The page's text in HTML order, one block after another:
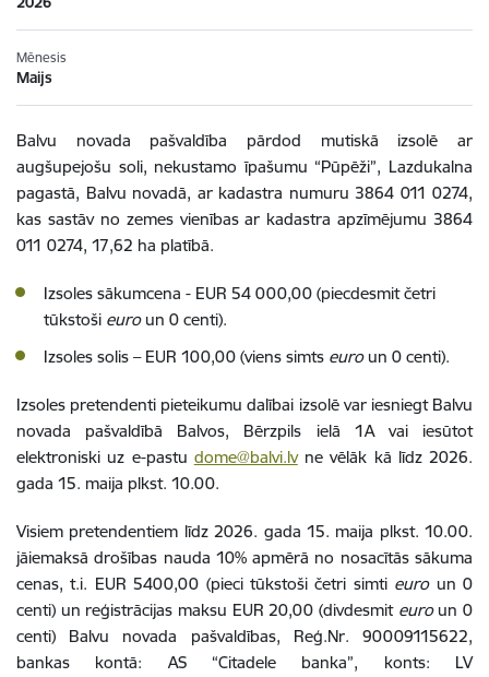
Mēnesis
Maijs
Balvu novada pašvaldība pārdod mutiskā izsolē ar
augšupejošu soli, nekustamo īpašumu “Pūpēži”, Lazdukalna
pagastā, Balvu novadā, ar kadastra numuru 3864 011 0274,
kas sastāv no zemes vienības ar kadastra apzīmējumu 3864
011 0274, 17,62 ha platībā.
Izsoles sākumcena - EUR 54 000,00 (piecdesmit četri
tūkstoši euro un 0 centi).
Izsoles solis – EUR 100,00 (viens simts euroun 0 centi).
Izsoles pretendenti pieteikumu dalībai izsolē var iesniegt Balvu
novada pašvaldībā Balvos, Bērzpils ielā 1A vai iesūtot
elektroniski uz e-pastu dome@balvi.lvne vēlāk kā līdz 2026.
gada 15. maija plkst. 10.00.
Visiem pretendentiem līdz 2026. gada 15. maija plkst. 10.00.
jāiemaksā drošības nauda 10% apmērā no nosacītās sākuma
cenas, t.i. EUR 5400,00 (pieci tūkstoši četri simti euro un 0
centi) un reģistrācijas maksu EUR 20,00 (divdesmit euroun 0
centi) Balvu novada pašvaldības, Reģ.Nr. 90009115622,
bankas kontā: AS “Citadele banka”, konts: LV